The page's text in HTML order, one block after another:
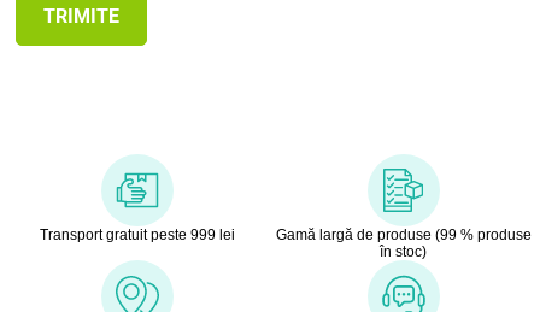
Transport gratuit peste 999 lei
Gamă largă de produse (99 % produse
în stoc)